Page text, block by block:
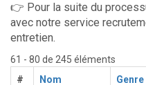
👉 Pour la suite du
avec notre service
entretien.
61 - 80 de 245 éléments
#
Nom Genre